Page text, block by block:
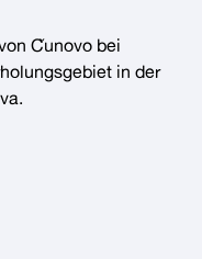
Čunovo bei
in der